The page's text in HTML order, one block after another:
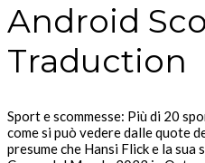
Android
Traduction
Sport e scommesse: Più di 20
come si può vedere dalle quote
presume che Hansi Flick e la sua